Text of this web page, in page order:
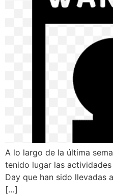
A lo largo de la última
tenido lugar las
Day que han sido llevadas
[…]